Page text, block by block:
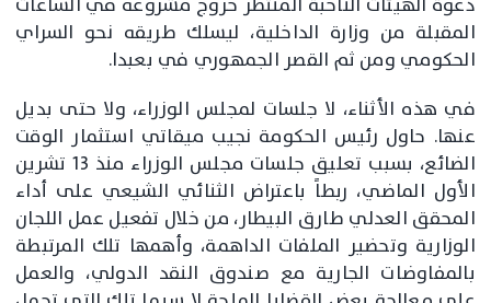
المقبلة من وزارة الداخلية، ليسلك طريقه نحو السراي
الحكومي ومن ثم القصر الجمهوري في بعبدا.
في هذه الأثناء، لا جلسات لمجلس الوزراء، ولا حتى بديل
عنها. حاول رئيس الحكومة نجيب ميقاتي استثمار الوقت
الضائع، بسبب تعليق جلسات مجلس الوزراء منذ 13 تشرين
الأول الماضي، ربطاً باعتراض الثنائي الشيعي على أداء
المحقق العدلي طارق البيطار، من خلال تفعيل عمل اللجان
الوزارية وتحضير الملفات الداهمة، وأهمها تلك المرتبطة
بالمفاوضات الجارية مع صندوق النقد الدولي، والعمل